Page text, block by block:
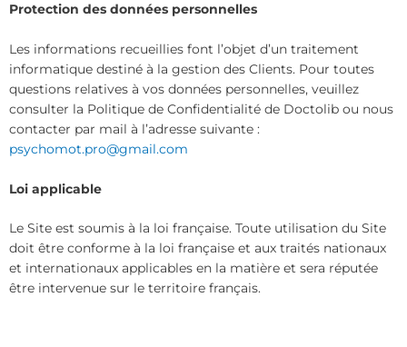
Protection des données personnelles
Les informations recueillies font l’objet d’un traitement
informatique destiné à la gestion des Clients. Pour toutes
questions relatives à vos données personnelles, veuillez
consulter la Politique de Confidentialité de Doctolib ou nous
contacter par mail à l’adresse suivante :
psychomot.pro@gmail.com
Loi applicable
Le Site est soumis à la loi française. Toute utilisation du Site
doit être conforme à la loi française et aux traités nationaux
et internationaux applicables en la matière et sera réputée
être intervenue sur le territoire français.